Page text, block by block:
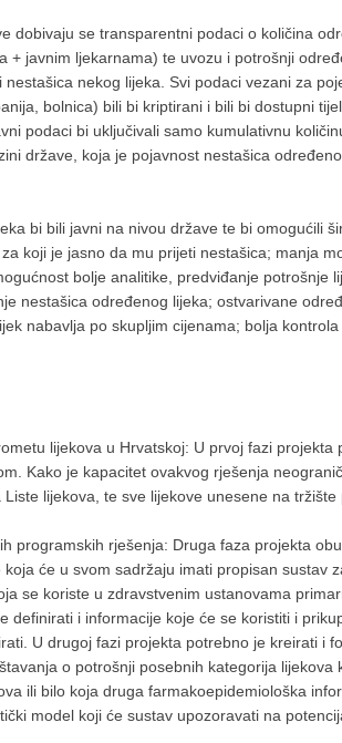
dobivaju se transparentni podaci o količina
javnim ljekarnama) te uvozu i potrošnji
nekog lijeka. Svi podaci vezani za
bolnica) bili bi kriptirani i bili bi dostupni
podaci bi uključivali samo kumulativnu
države, koja je pojavnost nestašica
bi bili javni na nivou države te bi omogućili
koji je jasno da mu prijeti nestašica; manja
bolje analitike, predviđanje potrošnje
nestašica određenog lijeka; ostvarivane
nabavlja po skupljim cijenama; bolja
lijekova u Hrvatskoj: U prvoj fazi projekta
Kako je kapacitet ovakvog rješenja
lijekova, te sve lijekove unesene na tržište
programskih rješenja: Druga faza projekta
će u svom sadržaju imati propisan sustav
se koriste u zdravstvenim ustanovama
i informacije koje će se koristiti i
U drugoj fazi projekta potrebno je kreirati i
o potrošnji posebnih kategorija lijekova
ili bilo koja druga farmakoepidemiološka
model koji će sustav upozoravati na